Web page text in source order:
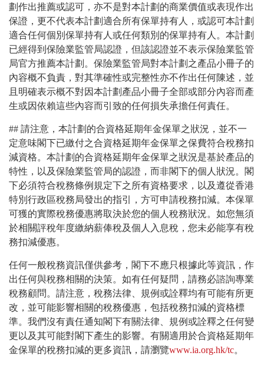
劃作出推薦或認可，亦不是對本計劃的商業價值或表現作出
保證，更不代表本計劃適合所有保單持有人，或認可本計劃
適合任何個別保單持有人或任何類別的保單持有人。本計劃
已經得到保險業監管局認證，但該認證並不表示保險業監管
局官方推薦本計劃。保險業監管局對本計劃之產品小冊子的
內容概不負責，對其準確性或完整性亦不作出任何陳述，並
且明確表示概不對因本計劃產品小冊子全部或部分內容而產
生或因依賴這些內容而引致的任何損失承擔任何責任。
## 請注意，本計劃的合資格延期年金保單之狀況，並不一
定意味閣下已繳付之合資格延期年金保單之保費符合稅務扣
減資格。本計劃的合資格延期年金保單之狀況是基於產品的
特性，以及保險業監管局的認證，而非閣下的個人狀況。閣
下必須符合稅務條例規定下之所有資格要求，以及遵從香港
特別行政區稅務局發出的指引，方可申請稅務扣減。本保單
可獲的實際稅務優惠將取決於您的個人稅務狀況。如您無須
於相關評稅年度繳納薪俸稅及個人入息稅，您未必能享有稅
務扣減優惠。
任何一般稅務資訊僅供參考，閣下不應只根據此等資訊，作
出任何與稅務相關的決策。如有任何疑問，請務必諮詢專業
稅務顧問。請注意，稅務法律、規例或詮釋均有可能有所更
改，並可能影響相關的稅務優惠，包括稅務扣減的資格標
準。我們沒有責任通知閣下有關法律、規例或詮釋之任何變
更以及其可能對閣下產生的影響。有關適用於合資格延期年
金保單的稅務扣減的更多資訊，請瀏覽www.ia.org.hk/tc。